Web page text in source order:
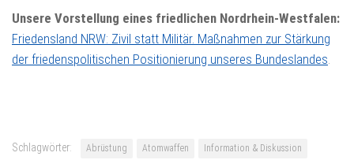
Unsere Vorstellung eines friedlichen Nordrhein-Westfalen:
Friedensland NRW: Zivil statt Militär. Maßnahmen zur Stärkung
der friedenspolitischen Positionierung unseres Bundeslandes.
Schlagwörter: Abrüstung Atomwaffen
Information & Diskussion